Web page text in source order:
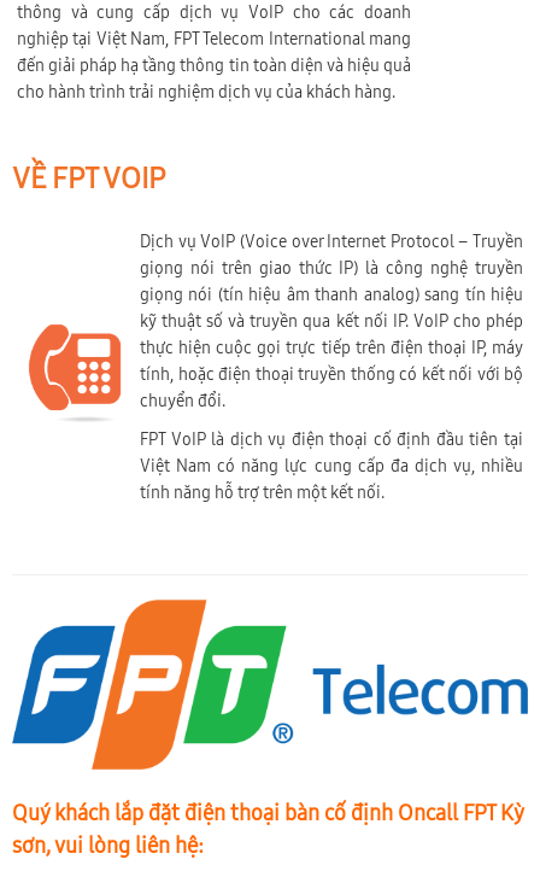
thông và cung cấp dịch vụ VoIP cho các doanh
nghiệp tại Việt Nam, FPT Telecom International mang
đến giải pháp hạ tầng thông tin toàn diện và hiệu quả
cho hành trình trải nghiệm dịch vụ của khách hàng.
VỀ FPT VOIP
Dịch vụ VoIP (Voice over Internet Protocol – Truyền
giọng nói trên giao thức IP) là công nghệ truyền
giọng nói (tín hiệu âm thanh analog) sang tín hiệu
kỹ thuật số và truyền qua kết nối IP. VoIP cho phép
thực hiện cuộc gọi trực tiếp trên điện thoại IP, máy
tính, hoặc điện thoại truyền thống có kết nối với bộ
chuyển đổi.
FPT VoIP là dịch vụ điện thoại cố định đầu tiên tại
Việt Nam có năng lực cung cấp đa dịch vụ, nhiều
tính năng hỗ trợ trên một kết nối.
Quý khách lắp đặt điện thoại bàn cố định Oncall FPT Kỳ
sơn, vui lòng liên hệ: